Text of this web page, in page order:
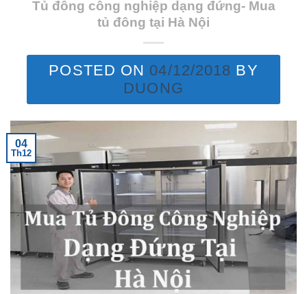
Tủ đông công nghiệp dạng đứng- Mua
tủ đông tại Hà Nội
POSTED ON 04/12/2018 BY
DUONG
04
Th12